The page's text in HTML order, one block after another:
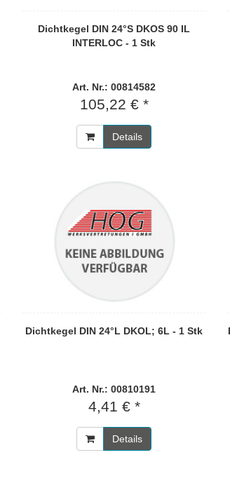
Dichtkegel DIN 24°S DKOS 90 IL
INTERLOC - 1 Stk
Art. Nr.: 00814582
105,22 € *
Details
Dichtkegel DIN 24°L DKOL; 6L - 1 Stk
Art. Nr.: 00810191
4,41 € *
Details